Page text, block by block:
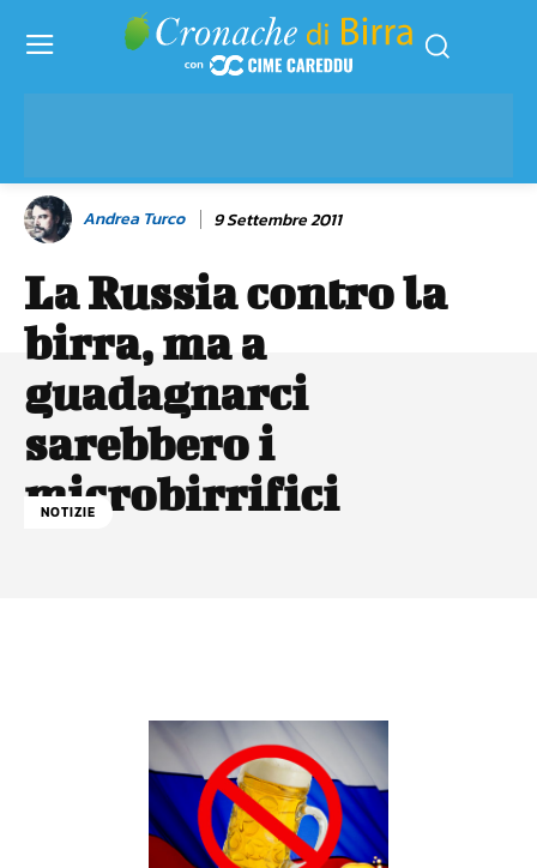
Andrea Turco 9 Settembre 2011
La Russia contro la
birra, ma a
guadagnarci
sarebbero i
microbirrifici
NOTIZIE